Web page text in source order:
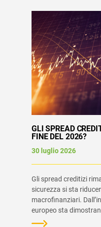
GLI SPREAD
FINE DEL 2026?
30 luglio 2026
Gli spread creditizi
sicurezza si sta
macrofinanziari. Dall’inizio del 2026, il mercato creditizio
europeo sta
breve allargamento in